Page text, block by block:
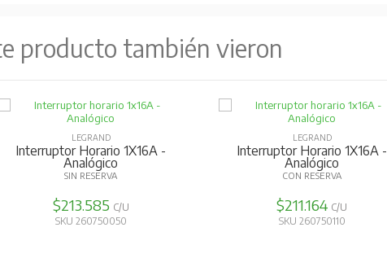
producto también vieron
LEGRAND
Interruptor Horario 1X16A -
Analógico
SIN RESERVA
$213.585 C/U
SKU 260750050
LEGRAND
Interruptor Horario 1X16A -
Analógico
CON RESERVA
$211.164 C/U
SKU 260750110